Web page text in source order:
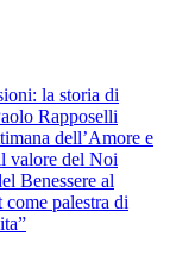
la storia di
Rapposelli
dell’Amore e
valore del Noi
Benessere al
palestra di